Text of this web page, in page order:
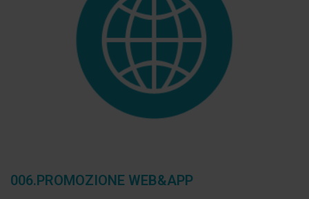
006.PROMOZIONE WEB&APP